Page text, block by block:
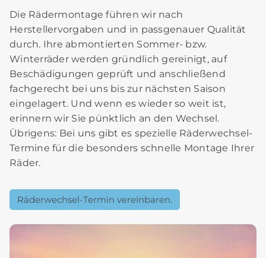
Die Rädermontage führen wir nach
Herstellervorgaben und in passgenauer Qualität
durch. Ihre abmontierten Sommer- bzw.
Winterräder werden gründlich gereinigt, auf
Beschädigungen geprüft und anschließend
fachgerecht bei uns bis zur nächsten Saison
eingelagert. Und wenn es wieder so weit ist,
erinnern wir Sie pünktlich an den Wechsel.
Übrigens: Bei uns gibt es spezielle Räderwechsel-
Termine für die besonders schnelle Montage Ihrer
Räder.
Räderwechsel-Termin vereinbaren.